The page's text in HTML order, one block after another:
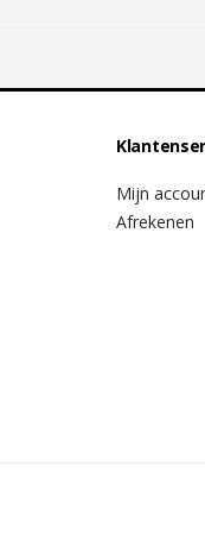
Mijn
Afrekenen